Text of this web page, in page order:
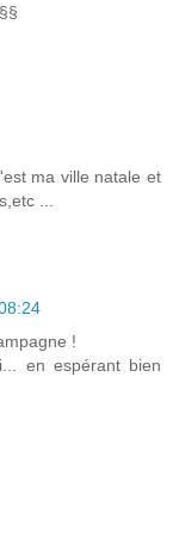
ma ville natale et
...
!
en espérant bien